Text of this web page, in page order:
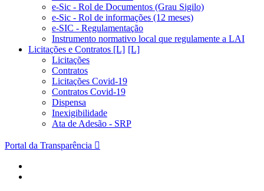
e-Sic - Rol de Documentos (Grau Sigilo)
e-Sic - Rol de informações (12 meses)
e-SIC - Regulamentação
Instrumento normativo local que regulamente a LAI
Licitações e Contratos [L]
Licitações
Contratos
Licitações Covid-19
Contratos Covid-19
Dispensa
Inexigibilidade
Ata de Adesão - SRP
Portal da Transparência